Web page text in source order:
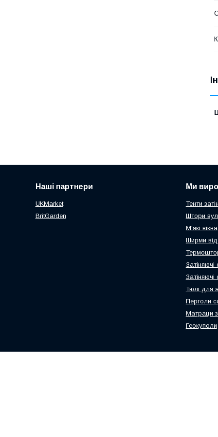
Наші партнери
UKMarket
BritGarden
Ми
Тенти
Штори
М'які вікна
Ширми
Затіняючі
Тюлі для
Перголи
Матраци
Геокуполи